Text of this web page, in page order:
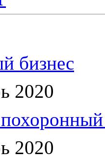
бизнес
2020
2020